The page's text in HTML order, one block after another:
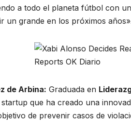
a todo el planeta fútbol con
un grande en los próximos
de Arbina: Graduada en
que ha creado una
de prevenir casos de